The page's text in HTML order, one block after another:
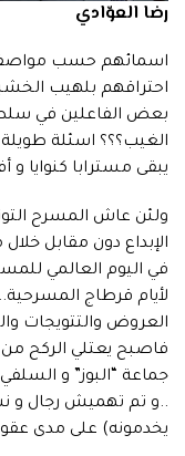
رضا العوّادي
اسمائهم حسب
احتراقهم بلهيب
بعض الفاعلين في
الغيب؟؟؟ اسئلة طويلة
يبقى مسترابا كنوايا
ولئن عاش المسرح
الإبداع دون مقابل
في اليوم العالمي
لأيام قرطاج
العروض والتتويجات
فاصبح يعتلي الركح
جماعة “البوز” و
..و تم تهميش رجال و
يخدمونه) على مدى